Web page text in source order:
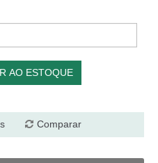
AO ESTOQUE
Comparar